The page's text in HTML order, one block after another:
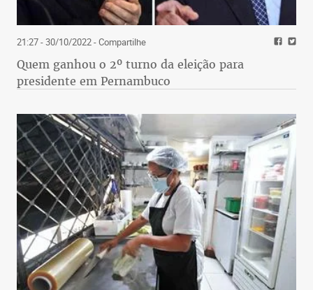
21:27 - 30/10/2022- Compartilhe
Quem ganhou o 2º turno da eleição para
presidente em Pernambuco